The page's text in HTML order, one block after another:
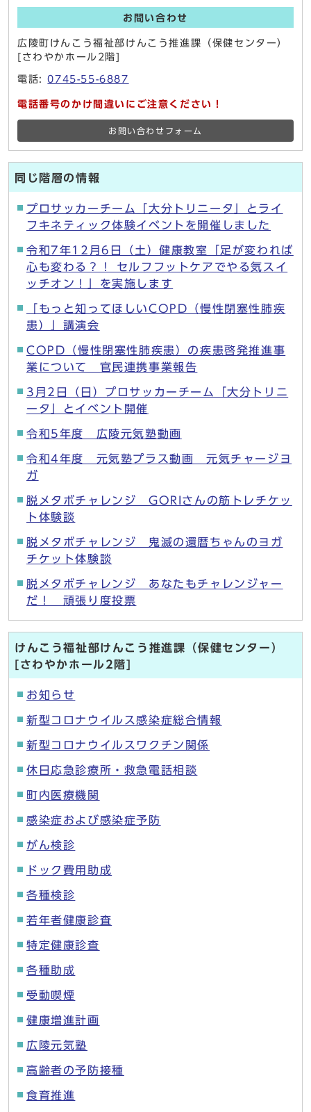
お問い合わせ
広陵町けんこう福祉部けんこう推進課（保健センター）
[さわやかホール2階]
電話:0745-55-6887
電話番号のかけ間違いにご注意ください！
お問い合わせフォーム
同じ階層の情報
プロサッカーチーム「大分トリニータ」とライ
フキネティック体験イベントを開催しました
令和7年12月6日（土）健康教室「足が変われば
心も変わる？！ セルフフットケアでやる気スイ
ッチオン！」を実施します
「もっと知ってほしいCOPD（慢性閉塞性肺疾
患）」講演会
COPD（慢性閉塞性肺疾患）の疾患啓発推進事
業について 官民連携事業報告
3月2日（日）プロサッカーチーム「大分トリニ
ータ」とイベント開催
令和5年度 広陵元気塾動画
令和4年度 元気塾プラス動画 元気チャージヨ
ガ
脱メタボチャレンジ GORIさんの筋トレチケッ
ト体験談
脱メタボチャレンジ 鬼滅の還暦ちゃんのヨガ
チケット体験談
脱メタボチャレンジ あなたもチャレンジャー
だ！ 頑張り度投票
けんこう福祉部けんこう推進課（保健センター）
[さわやかホール2階]
お知らせ
新型コロナウイルス感染症総合情報
新型コロナウイルスワクチン関係
休日応急診療所・救急電話相談
町内医療機関
感染症および感染症予防
がん検診
ドック費用助成
各種検診
若年者健康診査
特定健康診査
各種助成
受動喫煙
健康増進計画
広陵元気塾
高齢者の予防接種
食育推進